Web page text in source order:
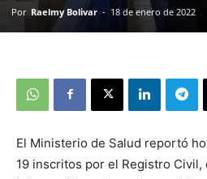
Por Raelmy Bolivar - 18 de enero de 2022
El Ministerio de Salud reportó
19 inscritos por el Registro Civil,